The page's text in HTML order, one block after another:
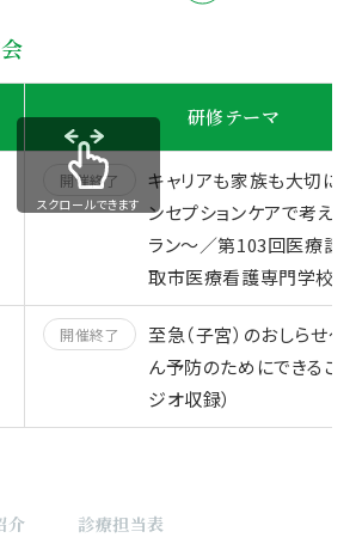
研修テーマ
開催終了
キャリアも家族も大切に
ンセプションケアで考える
ラン～／第103回医療講
取市医療看護専門学校
開催終了
至急（子宮）のおしらせ
ん予防のためにできるこ
ジオ収録）
スクロールできます
介 診療担当表